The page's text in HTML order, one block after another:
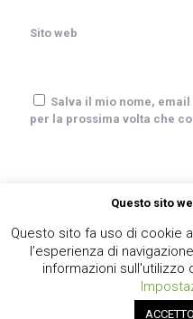
Sito web
Salva il mio nome,
per la prossima volta che
© 2020 R-
Questo sito
Questo sito fa uso di cookie
l’esperienza di
informazioni sull'utilizzo
ACCETTO